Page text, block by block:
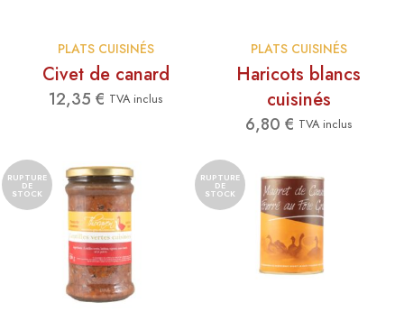
PLATS CUISINÉS
Civet de canard
12,35 € TVA inclus
PLATS CUISINÉS
Haricots blancs
cuisinés
6,80 € TVA inclus
RUPTURE
DE
STOCK
RUPTURE
DE
STOCK